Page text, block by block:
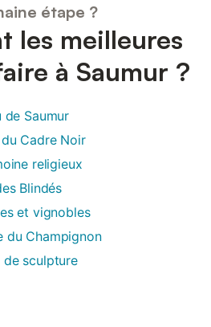
étape ?
les meilleures
à Saumur ?
de Saumur
Cadre Noir
religieux
Blindés
et vignobles
du Champignon
de sculpture